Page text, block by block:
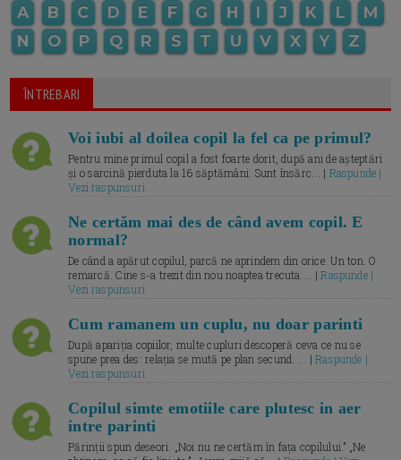
A B C D E F G H I J K L
M
N
O P Q R S T U V X Y Z
ÎNTREBARI
Voi iubi al doilea copil la fel ca pe primul?
Pentru mine primul copil a fost foarte dorit, după ani de așteptări
și o sarcină pierduta la 16 săptămâni. Sunt însărc... | Raspunde |
Vezi raspunsuri
Ne certăm mai des de când avem copil. E
normal?
De când a apărut copilul, parcă ne aprindem din orice. Un ton. O
remarcă. Cine s-a trezit din nou noaptea trecuta.... |Raspunde |
Vezi raspunsuri
Cum ramanem un cuplu, nu doar parinti
După apariția copiilor, multe cupluri descoperă ceva ce nu se
spune prea des: relația se mută pe plan secund. ... |Raspunde |
Vezi raspunsuri
Copilul simte emotiile care plutesc in aer
intre parinti
Părinții spun deseori: „Noi nu ne certăm în fața copilului.” „Ne